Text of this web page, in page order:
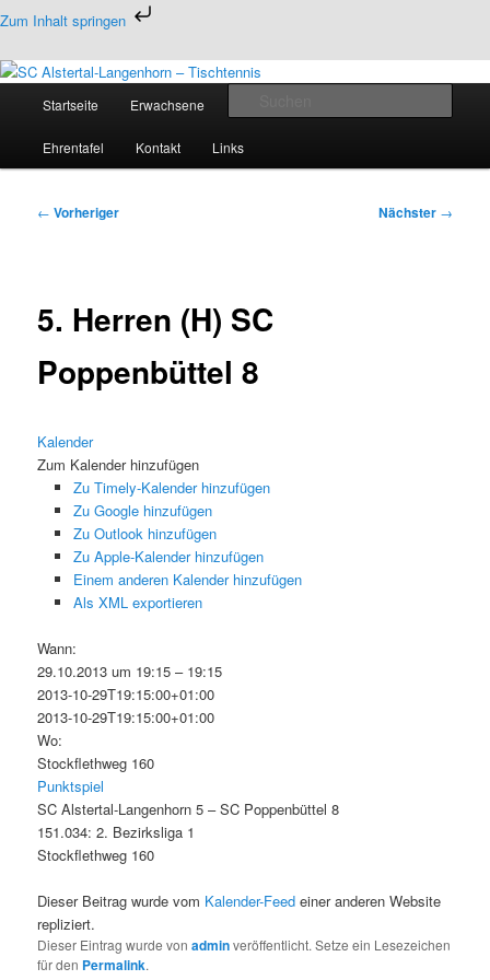
Zum
Inhalt
springen
Zum Inhalt springen
SC Alstertal-Langenhorn –
Tischtennis in Hamburgs Norden
Startseite Erwachsene
Ehrentafel Kontakt Links
Beitragsnavigation
← Vorheriger Nächster →
5. Herren (H) SC
Poppenbüttel 8
Kalender
Zum Kalender hinzufügen
Zu Timely-Kalender hinzufügen
Zu Google hinzufügen
Zu Outlook hinzufügen
Zu Apple-Kalender hinzufügen
Einem anderen Kalender hinzufügen
Als XML exportieren
Wann:
29.10.2013 um 19:15 – 19:15
2013-10-29T19:15:00+01:00
2013-10-29T19:15:00+01:00
Wo:
Stockflethweg 160
Punktspiel
SC Alstertal-Langenhorn 5 – SC Poppenbüttel 8
151.034: 2. Bezirksliga 1
Stockflethweg 160
Dieser Beitrag wurde vom Kalender-Feed einer anderen Website
repliziert.
Dieser Eintrag wurde vonadminveröffentlicht. Setze ein Lesezeichen
für den Permalink.